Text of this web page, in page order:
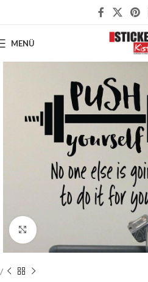
MENÜ
Klick zum Vergrößern